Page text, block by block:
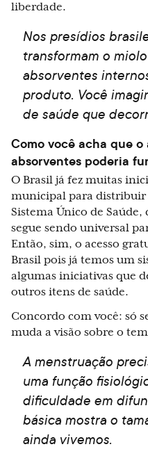
liberdade.
Nos presídios
transformam o
absorventes
produto. Você
de saúde que
Como você acha que
absorventes poderia
O Brasil já fez muitas
municipal para distribuir
Sistema Único de
segue sendo universal
Então, sim, o acesso
Brasil pois já temos um
algumas iniciativas que
outros itens de saúde.
Concordo com você: só
muda a visão sobre o
A menstruação
uma função
dificuldade em
básica mostra o
ainda vivemos.